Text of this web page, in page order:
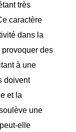
très
caractère
dans la
des
à une
doivent
et la
une
elle